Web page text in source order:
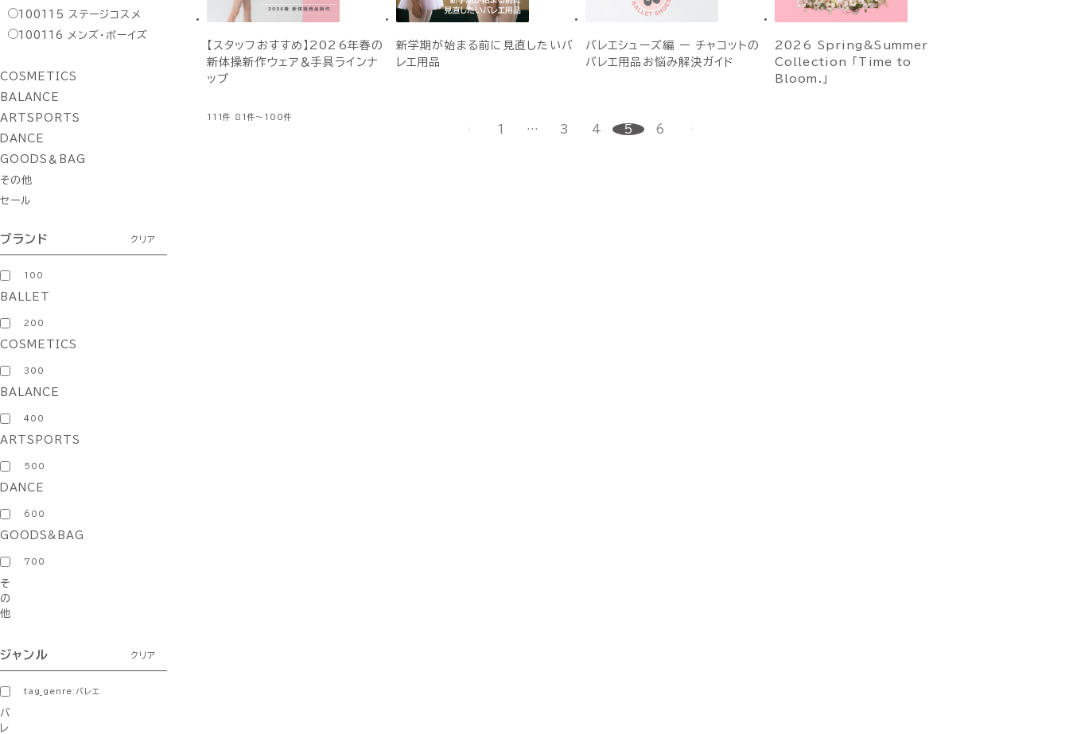
100115
ステージコスメ
100116
メンズ・ボーイズ
COSMETICS
BALANCE
ARTSPORTS
DANCE
GOODS＆BAG
その他
セール
ブランド クリア
100
BALLET
200
COSMETICS
300
BALANCE
400
ARTSPORTS
500
DANCE
600
GOODS&BAG
700
そ
の
他
ジャンル クリア
tag_genre:バレエ
バ
レ
【スタッフおすすめ】2026年春の
新体操新作ウェア＆手具ラインナ
ップ
新学期が始まる前に見直したいバ
レエ用品
バレエシューズ編 ー チャコットの
バレエ用品お悩み解決ガイド
2026 Spring&Summer
Collection 「Time to
Bloom.」
111件 81件～100件
1 … 3 4 5 6